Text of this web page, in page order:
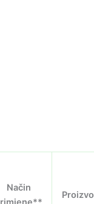
Način